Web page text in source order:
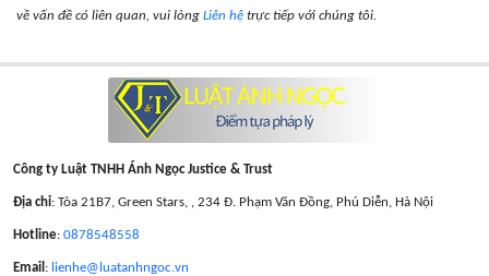
về vấn đề có liên quan, vui lòng Liên hệ trực tiếp với chúng tôi.
Công ty Luật TNHH Ánh Ngọc Justice & Trust
Địa chỉ: Tòa 21B7, Green Stars, , 234 Đ. Phạm Văn Đồng, Phú Diễn, Hà Nội
Hotline: 0878548558
Email : lienhe@luatanhngoc.vn